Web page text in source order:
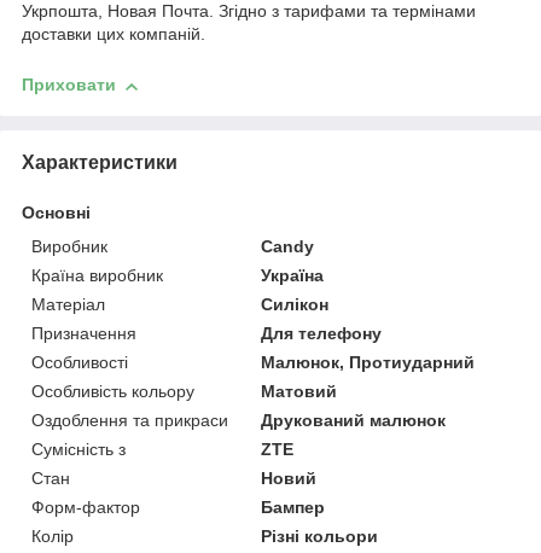
Укрпошта, Новая Почта. Згідно з тарифами та термінами
доставки цих компаній.
Приховати
Характеристики
Основні
Виробник
Candy
Країна виробник
Україна
Матеріал
Силікон
Призначення
Для телефону
Особливості
Малюнок, Протиударний
Особливість кольору
Матовий
Оздоблення та прикраси
Друкований малюнок
Сумісність з
ZTE
Стан
Новий
Форм-фактор
Бампер
Колір
Різні кольори